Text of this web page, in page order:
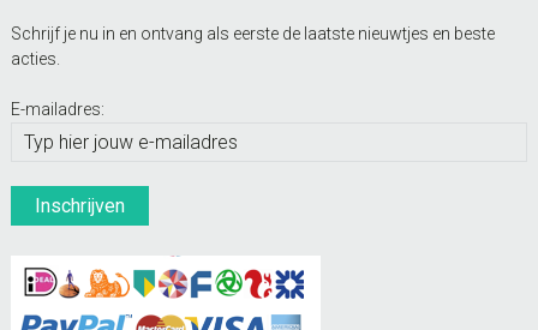
Schrijf je nu in en ontvang als eerste de laatste nieuwtjes en beste
acties.
E-mailadres: